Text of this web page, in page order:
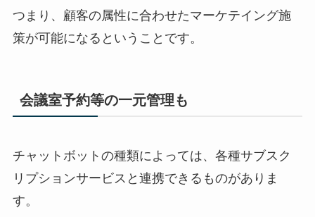
つまり、顧客の属性に合わせたマーケテイング施
策が可能になるということです。
会議室予約等の一元管理も
チャットボットの種類によっては、各種サブスク
リプションサービスと連携できるものがありま
す。